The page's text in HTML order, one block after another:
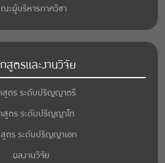
ะผู้บริหารภาควิชา
สูตรและงานวิจัย
ตร ระดับปริญญาตรี
สูตร ระดับปริญญาโท
ตร ระดับปริญญาเอก
ผลงานวิจัย